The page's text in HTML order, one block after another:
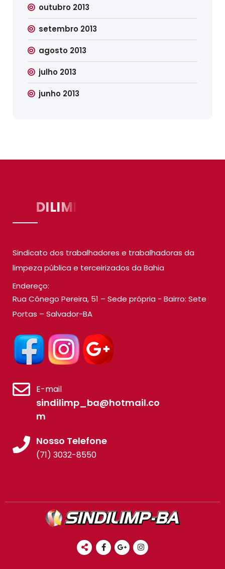
outubro 2013
setembro 2013
agosto 2013
julho 2013
junho 2013
SINDILIMP
Sindicato dos trabalhadores e trabalhadoras da
limpeza pública e terceirizados da Bahia
Endereço:
Rua Cônego Pereira, 51 – Sede própria - Bairro: Sete
Portas – Salvador-BA
E-mail
sindilimp_ba@hotmail.co
m
Nosso Telefone
(71) 3032-8550